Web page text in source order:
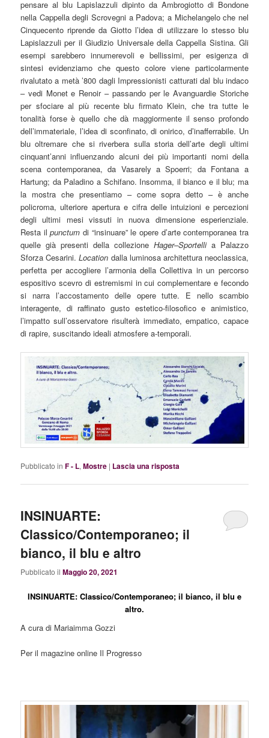
pensare al blu Lapislazzuli dipinto da Ambrogiotto di Bondone
nella Cappella degli Scrovegni a Padova; a Michelangelo che nel
Cinquecento riprende da Giotto l’idea di utilizzare lo stesso blu
Lapislazzuli per il Giudizio Universale della Cappella Sistina. Gli
esempi sarebbero innumerevoli e bellissimi, per esigenza di
sintesi evidenziamo che questo colore viene particolarmente
rivalutato a metà ’800 dagli Impressionisti catturati dal blu indaco
– vedi Monet e Renoir – passando per le Avanguardie Storiche
per sfociare al più recente blu firmato Klein, che tra tutte le
tonalità forse è quello che dà maggiormente il senso profondo
dell’immateriale, l’idea di sconfinato, di onirico, d’inafferrabile. Un
blu oltremare che si riverbera sulla storia dell’arte degli ultimi
cinquant’anni influenzando alcuni dei più importanti nomi della
scena contemporanea, da Vasarely a Spoerri; da Fontana a
Hartung; da Paladino a Schifano. Insomma, il bianco e il blu; ma
la mostra che presentiamo – come sopra detto – è anche
policroma, ulteriore apertura e cifra delle intuizioni e percezioni
degli ultimi mesi vissuti in nuova dimensione esperienziale.
Resta ilpunctumdi “insinuare” le opere d’arte contemporanea tra
quelle già presenti della collezione Hager–Sportellia Palazzo
Sforza Cesarini.Location dalla luminosa architettura neoclassica,
perfetta per accogliere l’armonia della Collettiva in un percorso
espositivo scevro di estremismi in cui complementare e fecondo
si narra l’accostamento delle opere tutte. E nello scambio
interagente, di raffinato gusto estetico-filosofico e animistico,
l’impatto sull’osservatore risulterà immediato, empatico, capace
di rapire, suscitando ideali atmosfere a-temporali.
Pubblicato in F - L,Mostre | Lascia una risposta
INSINUARTE:
Classico/Contemporaneo; il
bianco, il blu e altro
Pubblicato ilMaggio 20, 2021
INSINUARTE: Classico/Contemporaneo; il bianco, il blu e
altro.
A cura di Mariaimma Gozzi
Per il magazine online Il Progresso